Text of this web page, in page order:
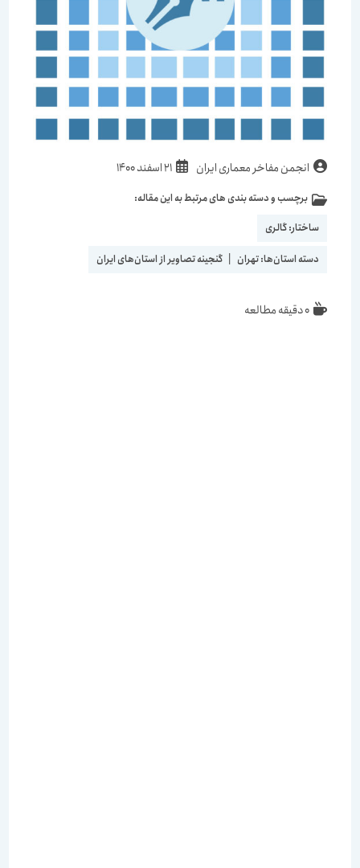
انجمن مفاخر معماری ایران 21 اسفند 1400
برچسب و دسته بندی های مرتبط به این مقاله:
ساختار:گالری
دسته استان‌ها:تهران | گنجینه تصاویر از استان‌های ایران
0 دقیقه مطالعه